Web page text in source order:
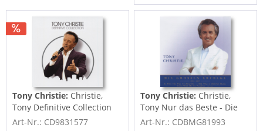
Tony Christie: Christie,
Tony Definitive Collection
Art-Nr.: CD9831577
Tony Christie: Christie,
Tony Nur das Beste - Die
grossen Erfolge
Art-Nr.: CDBMG81993